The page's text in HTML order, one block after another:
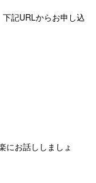
下記URLからお申し込
にお話ししましょ